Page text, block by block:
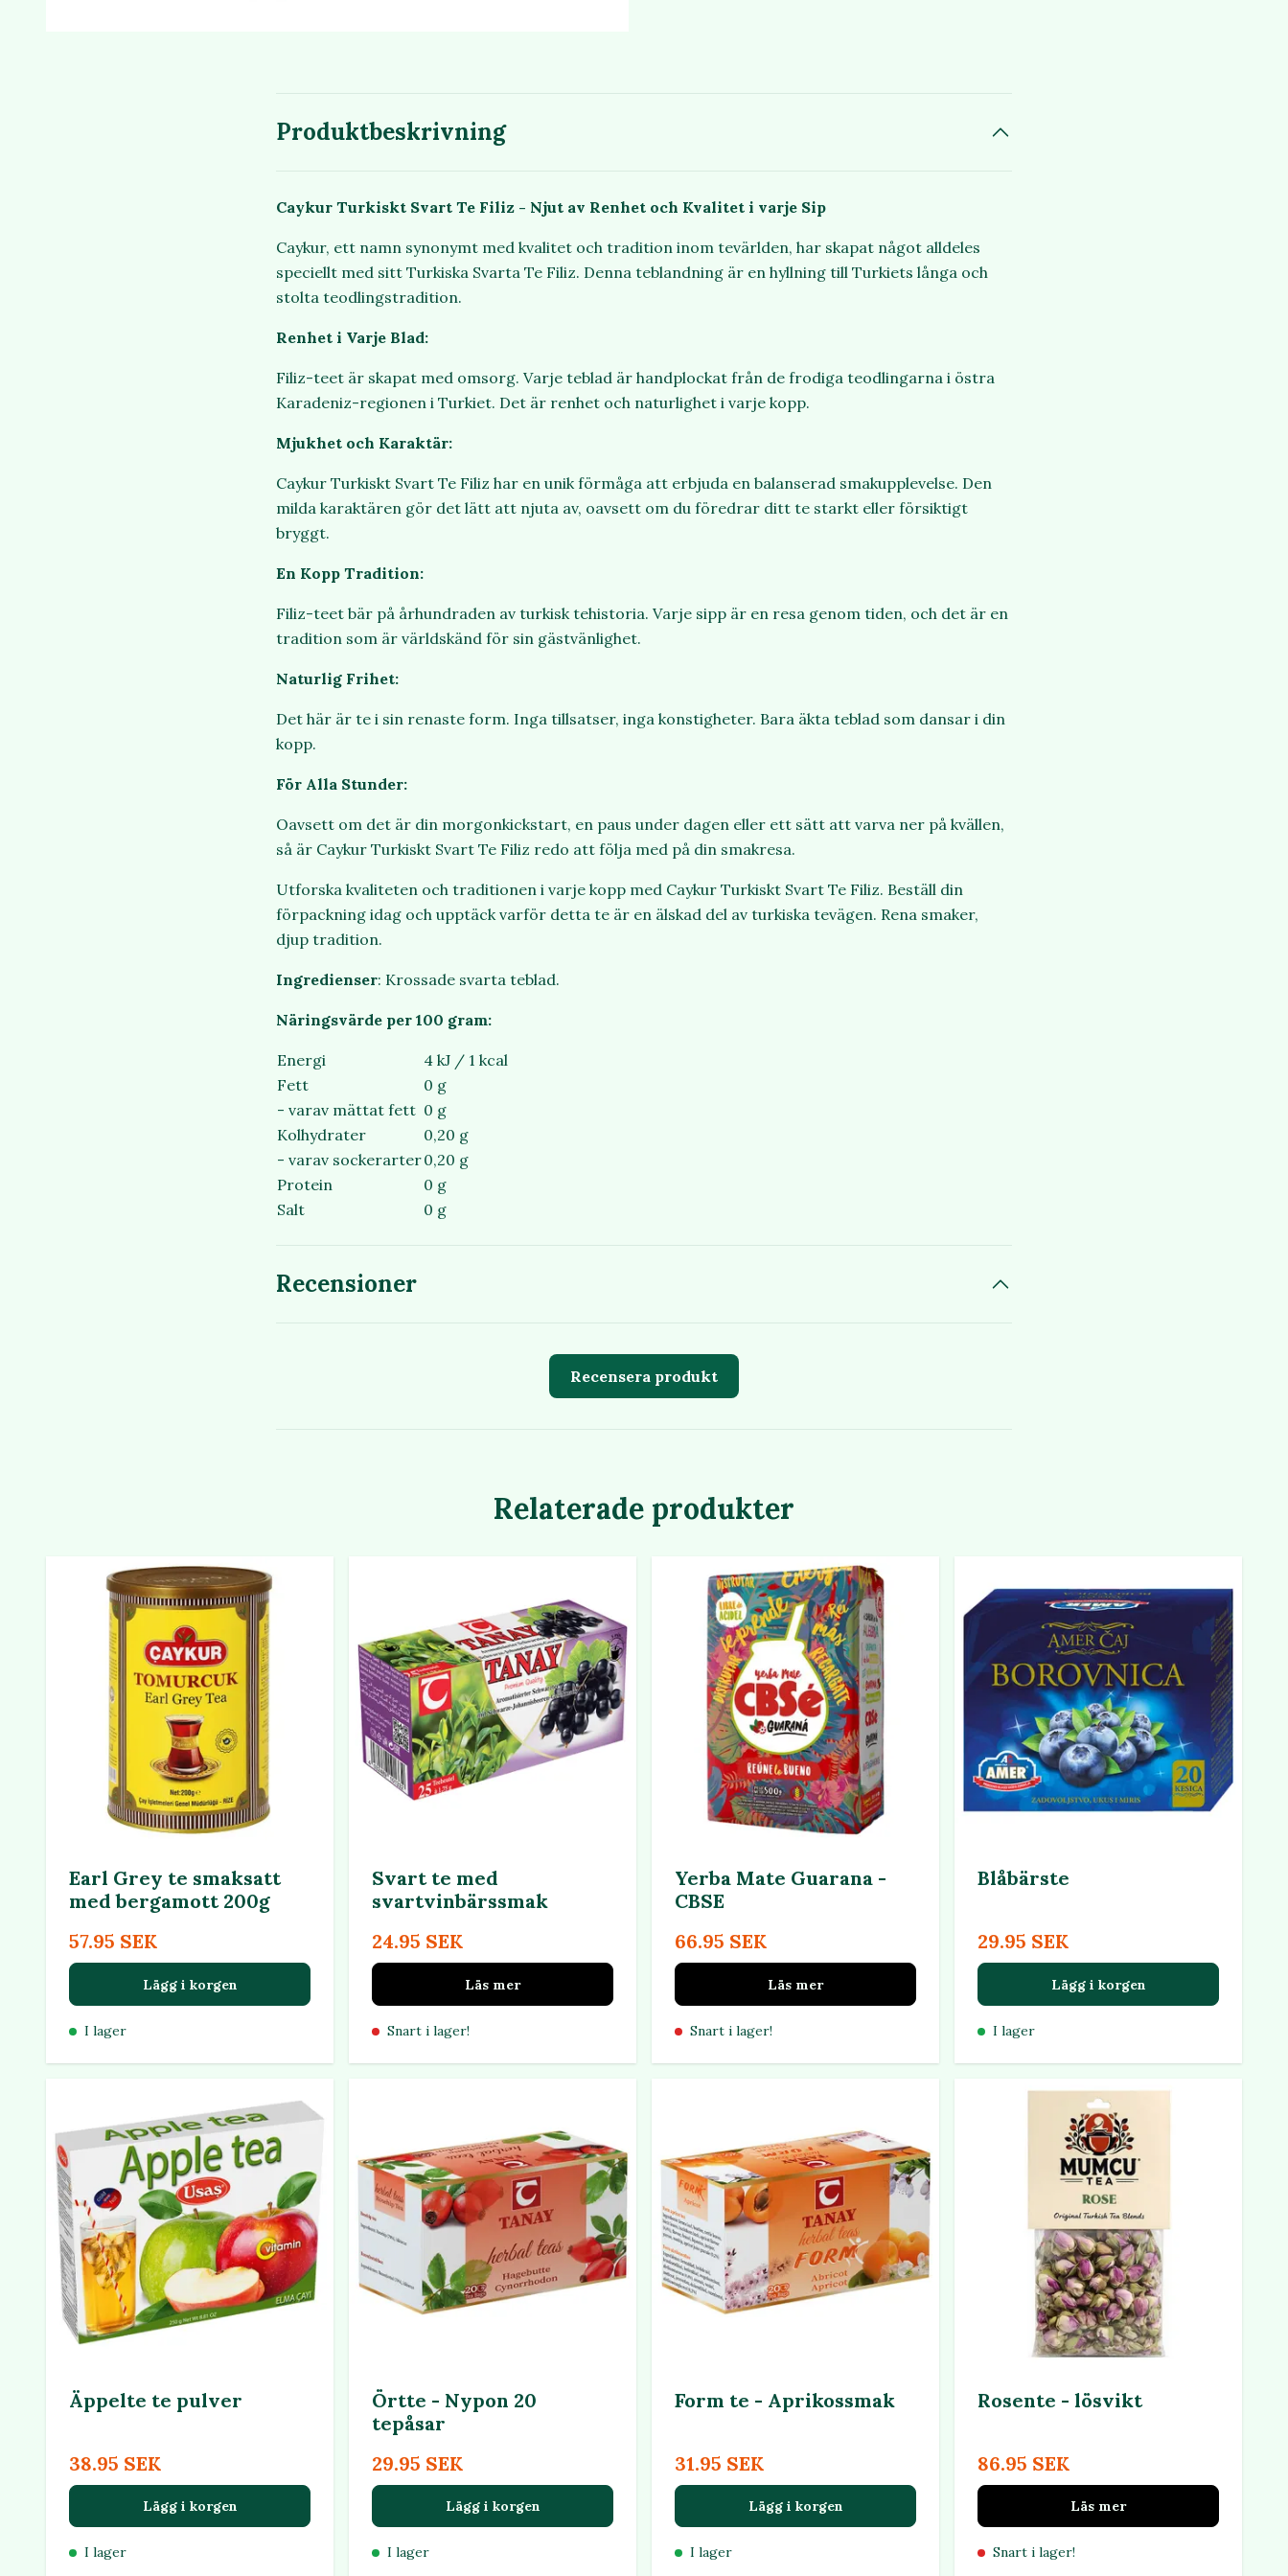
Produktbeskrivning
Caykur Turkiskt Svart Te Filiz - Njut av Renhet och Kvalitet i varje Sip
Caykur, ett namn synonymt med kvalitet och tradition inom tevärlden, har skapat något alldeles
speciellt med sitt Turkiska Svarta Te Filiz. Denna teblandning är en hyllning till Turkiets långa och
stolta teodlingstradition.
Renhet i Varje Blad:
Filiz-teet är skapat med omsorg. Varje teblad är handplockat från de frodiga teodlingarna i östra
Karadeniz-regionen i Turkiet. Det är renhet och naturlighet i varje kopp.
Mjukhet och Karaktär:
Caykur Turkiskt Svart Te Filiz har en unik förmåga att erbjuda en balanserad smakupplevelse. Den
milda karaktären gör det lätt att njuta av, oavsett om du föredrar ditt te starkt eller försiktigt
bryggt.
En Kopp Tradition:
Filiz-teet bär på århundraden av turkisk tehistoria. Varje sipp är en resa genom tiden, och det är en
tradition som är världskänd för sin gästvänlighet.
Naturlig Frihet:
Det här är te i sin renaste form. Inga tillsatser, inga konstigheter. Bara äkta teblad som dansar i din
kopp.
För Alla Stunder:
Oavsett om det är din morgonkickstart, en paus under dagen eller ett sätt att varva ner på kvällen,
så är Caykur Turkiskt Svart Te Filiz redo att följa med på din smakresa.
Utforska kvaliteten och traditionen i varje kopp med Caykur Turkiskt Svart Te Filiz. Beställ din
förpackning idag och upptäck varför detta te är en älskad del av turkiska tevägen. Rena smaker,
djup tradition.
Ingredienser: Krossade svarta teblad.
Näringsvärde per 100 gram:
Energi
4 kJ / 1 kcal
Fett
0 g
- varav mättat fett 0 g
Kolhydrater
0,20 g
- varav sockerarter0,20 g
Protein
0 g
Salt
0 g
Recensioner
Recensera produkt
Relaterade produkter
Earl Grey te smaksatt
med bergamott 200g
57.95 SEK
Lägg i korgen
I lager
Svart te med
svartvinbärssmak
24.95 SEK
Läs mer
Snart i lager!
Yerba Mate Guarana -
CBSE
66.95 SEK
Läs mer
Snart i lager!
Blåbärste
29.95 SEK
Lägg i korgen
I lager
Äppelte te pulver
38.95 SEK
Lägg i korgen
I lager
Örtte - Nypon 20
tepåsar
29.95 SEK
Lägg i korgen
I lager
Form te - Aprikossmak
31.95 SEK
Lägg i korgen
I lager
Rosente - lösvikt
86.95 SEK
Läs mer
Snart i lager!